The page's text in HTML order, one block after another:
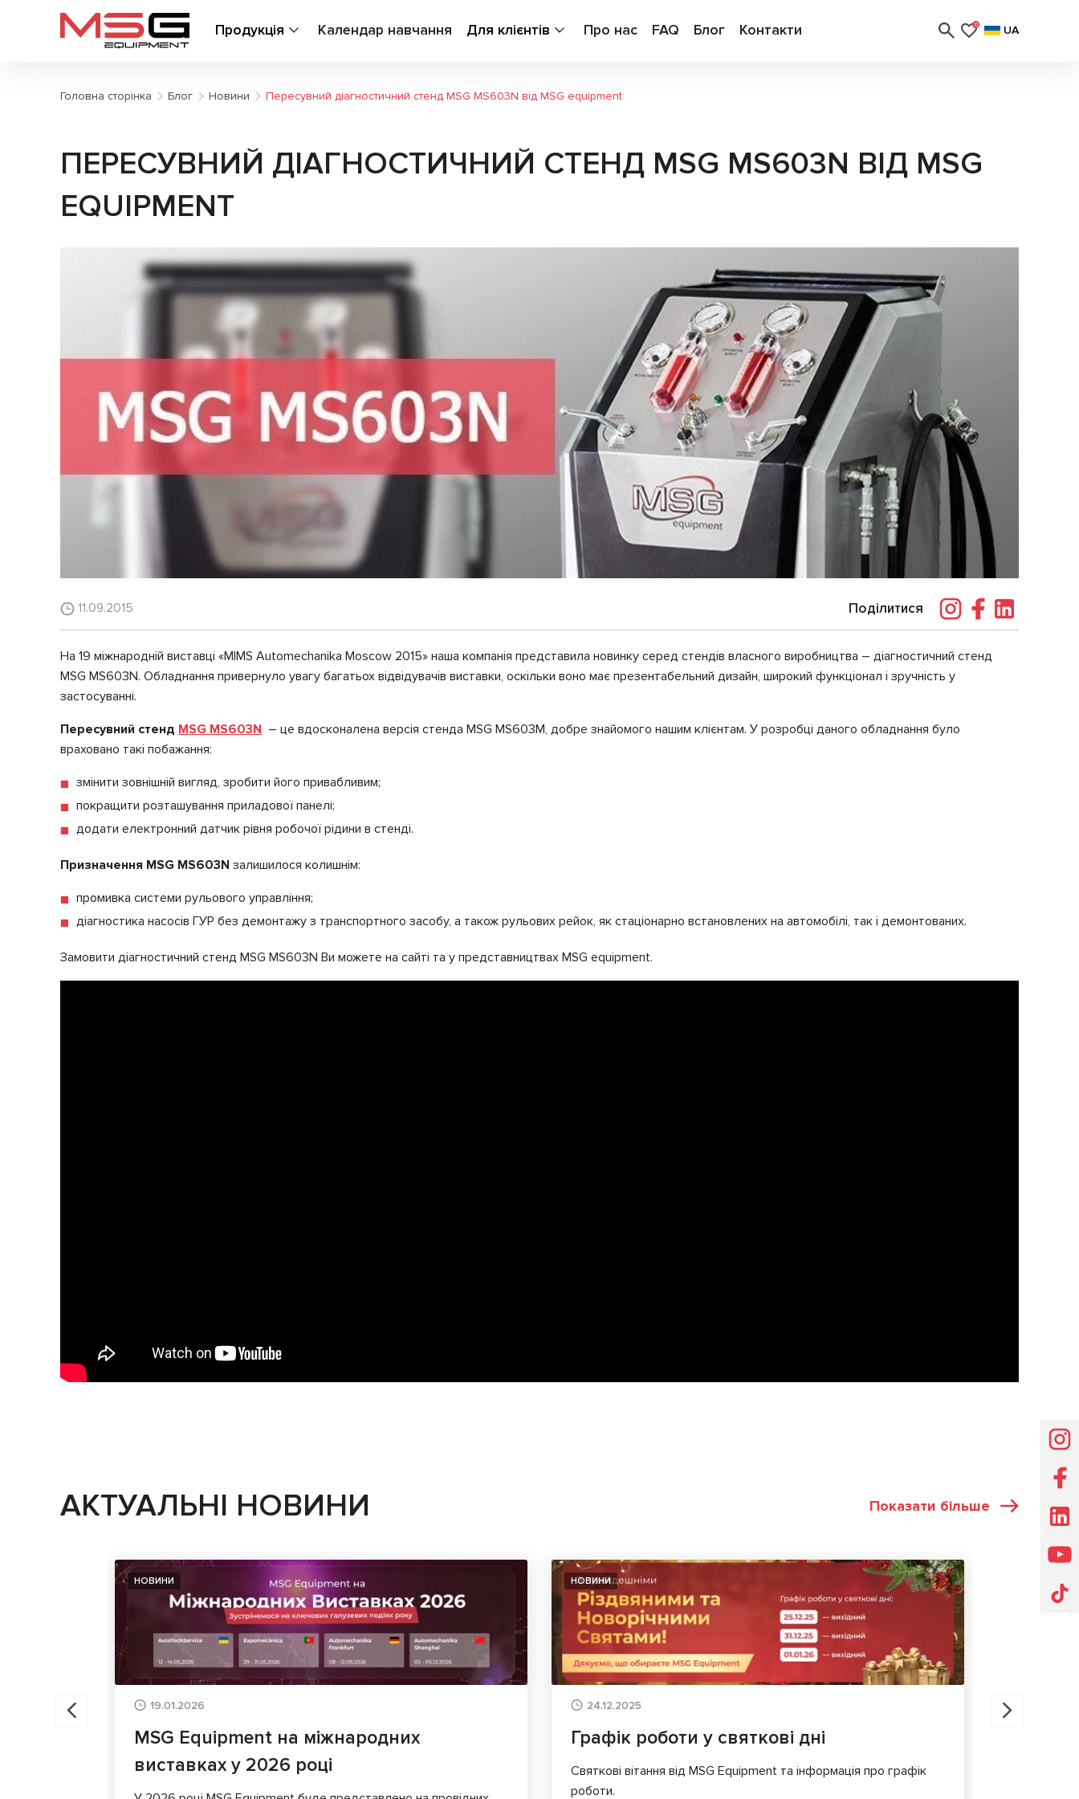
Продукція Календар навчання Для клієнтів Про нас FAQ Блог Контакти 0 UA
Головна сторінка Блог Новини Пересувний діагностичний стенд MSG MS603N від MSG equipment
ПЕРЕСУВНИЙ ДІАГНОСТИЧНИЙ СТЕНД MSG MS603N ВІД MSG
EQUIPMENT
11.09.2015 Поділитися
На 19 міжнародній виставці «MIMS Automechanika Moscow 2015» наша компанія представила новинку серед стендів власного виробництва – діагностичний стенд
MSG MS603N. Обладнання привернуло увагу багатьох відвідувачів виставки, оскільки воно має презентабельний дизайн, широкий функціонал і зручність у
застосуванні.
Пересувний стенд MSG MS603N – це вдосконалена версія стенда MSG MS603M, добре знайомого нашим клієнтам. У розробці даного обладнання було
враховано такі побажання:
змінити зовнішній вигляд, зробити його привабливим;
покращити розташування приладової панелі;
додати електронний датчик рівня робочої рідини в стенді.
Призначення MSG MS603N залишилося колишнім:
промивка системи рульового управління;
діагностика насосів ГУР без демонтажу з транспортного засобу, а також рульових рейок, як стаціонарно встановлених на автомобілі, так і демонтованих.
Замовити діагностичний стенд MSG MS603N Ви можете на сайті та у представництвах MSG equipment.
АКТУАЛЬНІ НОВИНИ Показати більше
НОВИНИ
19.01.2026
MSG Equipment на міжнародних
виставках у 2026 році
НОВИНИ
24.12.2025
Графік роботи у святкові дні
Святкові вітання від MSG Equipment та інформація про графік
роботи.